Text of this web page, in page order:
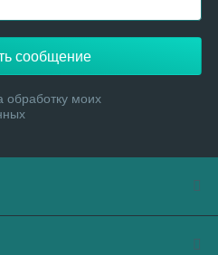
сообщение
обработку моих